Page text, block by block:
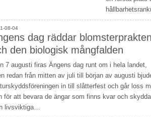
08-04
dag räddar blomsterprakten
den biologisk mångfalden
7 augusti firas Ängens dag runt om i hela landet,
redan från mitten av juli till början av augusti
in till slåtterfest och går loss
för att bevara de ängar som finns kvar och skydda
livsviktiga…